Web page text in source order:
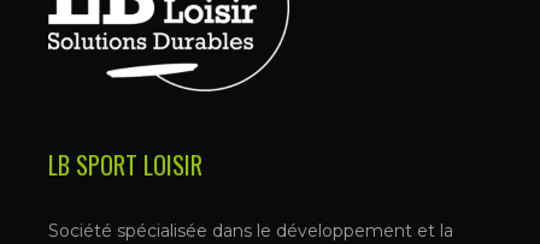
LB SPORT LOISIR
Société spécialisée dans le développement et la